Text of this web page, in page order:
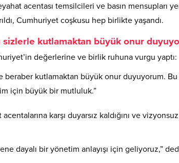
acentası temsilcileri ve basın mensupları
Cumhuriyet coşkusu hep birlikte yaşandı.
sizlerle kutlamaktan büyük onur
değerlerine ve birlik ruhuna vurgu yaptı:
beraber kutlamaktan büyük onur duyuyorum.
için büyük bir mutluluk.”
karşı duyarsız kaldığını ve
dayalı bir yönetim anlayışı için geliyoruz,”